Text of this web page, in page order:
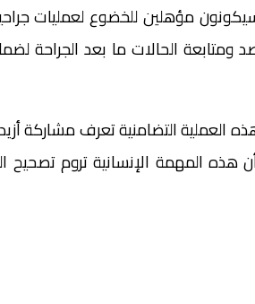
سيتم تخصيص يوم 19 شتنبر إلى رصد ومتابعة الحالات ما بعد
آخرا، مشيرة إلى أن هذه المهمة الإنسانية تروم